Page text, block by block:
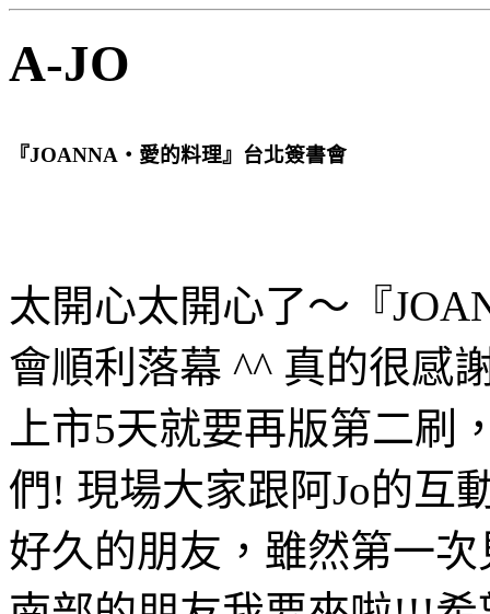
A-JO
『JOANNA‧愛的料理』台北簽書會
太開心太開心了～『
會順利落幕 ^^ 真的很感
上市5天就要再版第二刷
們! 現場大家跟阿Jo的互
好久的朋友，雖然第一